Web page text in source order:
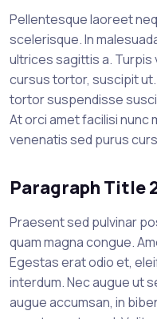
Pellentesque laoreet
scelerisque. In
ultrices sagittis a.
cursus tortor, suscipit
tortor suspendisse
At orci amet facilisi nunc
venenatis sed purus
Paragraph Title
Praesent sed pulvinar
quam magna congue.
Egestas erat odio et,
interdum. Nec augue ut
augue accumsan, in